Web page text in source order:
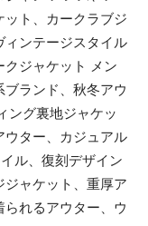
ット、カークラブジ
ィンテージスタイル
クジャケット メン
ランド、秋冬アウ
ング裏地ジャケッ
ウター、カジュアル
ル、復刻デザイン
ャケット、重厚ア
れるアウター、ウ